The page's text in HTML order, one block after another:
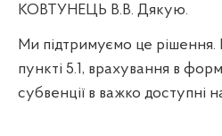
КОВТУНЕЦЬ В.В. Дякую.
Ми підтримуємо це рішення.
пункті 5.1, врахування в
субвенції в важко доступні